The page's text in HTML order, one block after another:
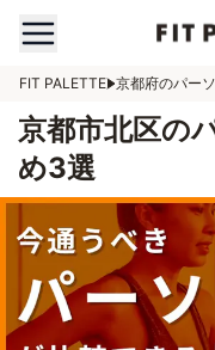
FIT PALETTE 京都府のパー
京都市北区の
め3選